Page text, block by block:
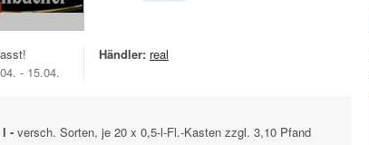
- 15.04.
Händler: real
l - versch. Sorten, je 20 x 0,5-l-Fl.-Kasten zzgl. 3,10 Pfand